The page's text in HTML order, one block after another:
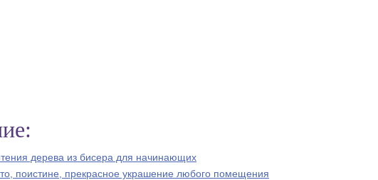
дерева из бисера для начинающих
поистине, прекрасное украшение любого помещения